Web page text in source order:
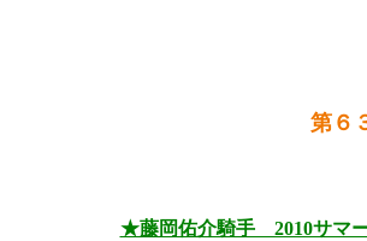
第６
★藤岡佑介騎手 2010サマ